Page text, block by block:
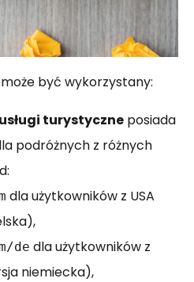
być wykorzystany:
turystyczne posiada
podróżnych z różnych
dla użytkowników z USA
de dla użytkowników z
niemiecka),